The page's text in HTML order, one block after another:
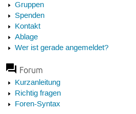
Gruppen
Spenden
Kontakt
Ablage
Wer ist gerade angemeldet?
Forum
Kurzanleitung
Richtig fragen
Foren-Syntax